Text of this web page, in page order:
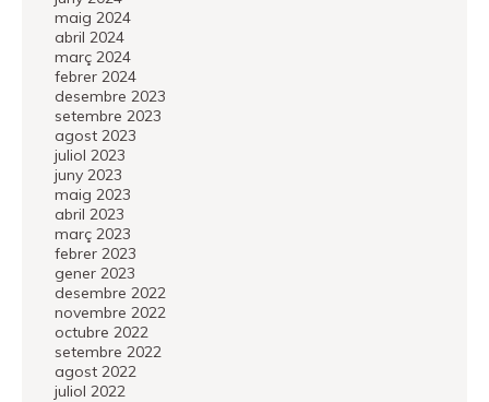
maig 2024
abril 2024
març 2024
febrer 2024
desembre 2023
setembre 2023
agost 2023
juliol 2023
juny 2023
maig 2023
abril 2023
març 2023
febrer 2023
gener 2023
desembre 2022
novembre 2022
octubre 2022
setembre 2022
agost 2022
juliol 2022